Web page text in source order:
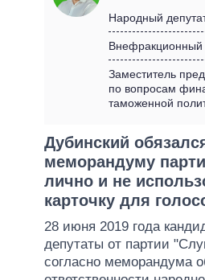
ОБЗОРЫ
ДАЙДЖЕСТЫ
ПРЕЗИДЕНТ И ОФИС
КАБИНЕТ МИНИСТРОВ
ГЛАВЫ
ВИДЕО
СРАВНЕНИЕ
Народный
Внефракционный
Заместитель
по вопросам
таможенной
Дубинский
меморандуму
лично и не
карточку для
28 июня 2019 года
депутаты от партии
согласно меморандума